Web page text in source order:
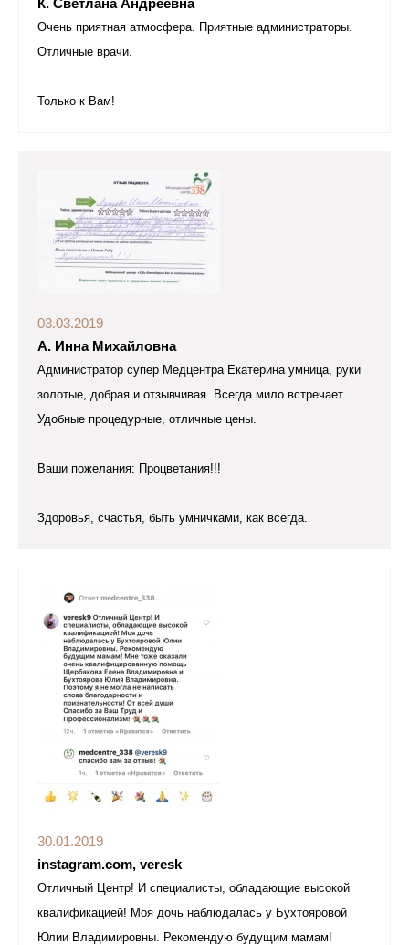
К. Светлана Андреевна
Очень приятная атмосфера. Приятные администраторы.
Отличные врачи.
Только к Вам!
03.03.2019
А. Инна Михайловна
Администратор супер Медцентра Екатерина умница, руки
золотые, добрая и отзывчивая. Всегда мило встречает.
Удобные процедурные, отличные цены.
Ваши пожелания: Процветания!!!
Здоровья, счастья, быть умничками, как всегда.
30.01.2019
instagram.com, veresk
Отличный Центр! И специалисты, обладающие высокой
квалификацией! Моя дочь наблюдалась у Бухтояровой
Юлии Владимировны. Рекомендую будущим мамам!